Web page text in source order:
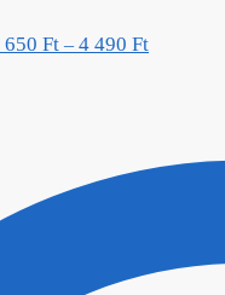
650 Ft – 4 490 Ft